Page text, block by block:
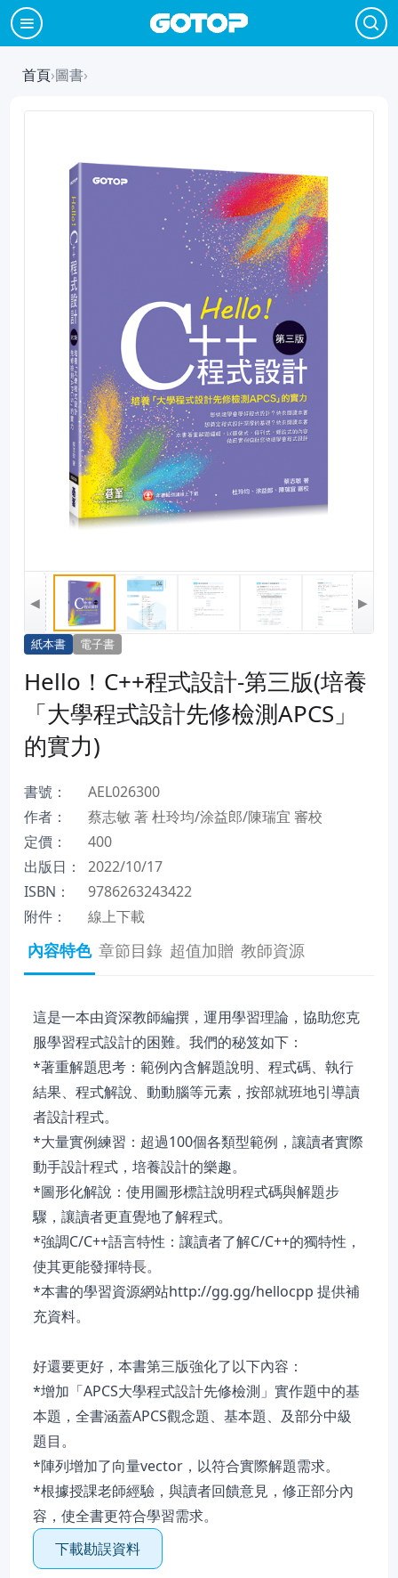
首頁›圖書›
◀ ▶
紙本書 電子書
Hello！C++程式設計-第三版(培養
「大學程式設計先修檢測APCS」
的實力)
書號：
AEL026300
作者：
蔡志敏 著 杜玲均/涂益郎/陳瑞宜 審校
定價：
400
出版日：
2022/10/17
ISBN：
9786263243422
附件：
線上下載
內容特色 章節目錄 超值加贈 教師資源
這是一本由資深教師編撰，運用學習理論，協助您克
服學習程式設計的困難。我們的秘笈如下：
*著重解題思考：範例內含解題說明、程式碼、執行
結果、程式解說、動動腦等元素，按部就班地引導讀
者設計程式。
*大量實例練習：超過100個各類型範例，讓讀者實際
動手設計程式，培養設計的樂趣。
*圖形化解說：使用圖形標註說明程式碼與解題步
驟，讓讀者更直覺地了解程式。
*強調C/C++語言特性：讓讀者了解C/C++的獨特性，
使其更能發揮特長。
*本書的學習資源網站http://gg.gg/hellocpp 提供補
充資料。
好還要更好，本書第三版強化了以下內容：
*增加「APCS大學程式設計先修檢測」實作題中的基
本題，全書涵蓋APCS觀念題、基本題、及部分中級
題目。
*陣列增加了向量vector，以符合實際解題需求。
*根據授課老師經驗，與讀者回饋意見，修正部分內
容，使全書更符合學習需求。
下載勘誤資料